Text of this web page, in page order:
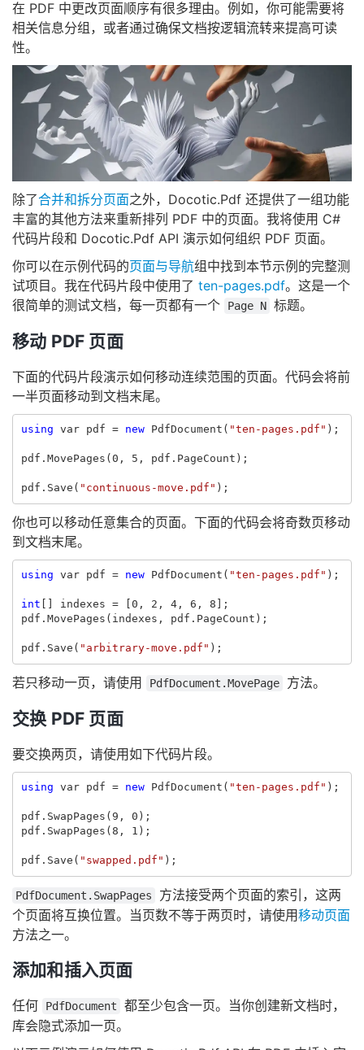
在 PDF 中更改页面顺序有很多理由。例如，你可能需要将
相关信息分组，或者通过确保文档按逻辑流转来提高可读
性。
除了合并和拆分页面之外，Docotic.Pdf 还提供了一组功能
丰富的其他方法来重新排列 PDF 中的页面。我将使用 C#
代码片段和 Docotic.Pdf API 演示如何组织 PDF 页面。
你可以在示例代码的页面与导航组中找到本节示例的完整测
试项目。我在代码片段中使用了 ten-pages.pdf。这是一个
很简单的测试文档，每一页都有一个
Page N 标题。
移动 PDF 页面
下面的代码片段演示如何移动连续范围的页面。代码会将前
一半页面移动到文档末尾。
using var pdf = new PdfDocument ( "ten-pages.pdf" );
pdf . MovePages ( 0 , 5 , pdf . PageCount );
pdf . Save ( "continuous-move.pdf" );
你也可以移动任意集合的页面。下面的代码会将奇数页移动
到文档末尾。
using var pdf = new PdfDocument ( "ten-pages.pdf" );
int indexes = 0 , 2 , 4, 6 , 8 ];
pdf . MovePages ( indexes , pdf . PageCount );
pdf . Save ( "arbitrary-move.pdf" );
若只移动一页，请使用 PdfDocument.MovePage 方法。
交换 PDF 页面
要交换两页，请使用如下代码片段。
using var pdf = new PdfDocument ( "ten-pages.pdf" );
pdf . SwapPages ( 9 , 0 );
pdf . SwapPages ( 8 , 1 );
pdf . Save ( "swapped.pdf" );
PdfDocument.SwapPages
方法接受两个页面的索引，这两
个页面将互换位置。当页数不等于两页时，请使用移动页面
方法之一。
添加和插入页面
任何 PdfDocument
都至少包含一页。当你创建新文档时，
库会隐式添加一页。